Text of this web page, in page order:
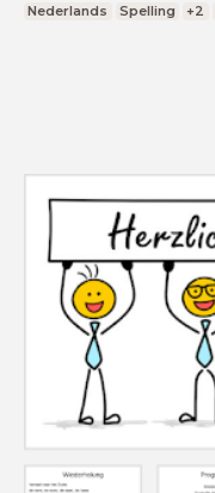
Nederlands Spelling +2